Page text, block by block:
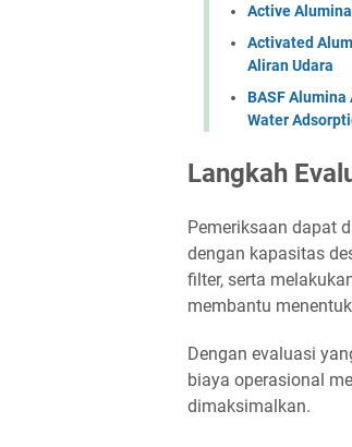
Active
Activated
Aliran Udara
BASF
Water
Langkah
Pemeriksaan dapat
dengan kapasitas
filter, serta
membantu
Dengan evaluasi
biaya operasional
dimaksimalkan.